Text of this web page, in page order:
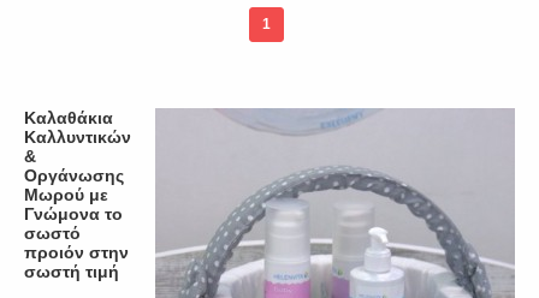
1
Καλαθάκια
Καλλυντικών
&
Οργάνωσης
Μωρού με
Γνώμονα το
σωστό
προιόν στην
σωστή τιμή